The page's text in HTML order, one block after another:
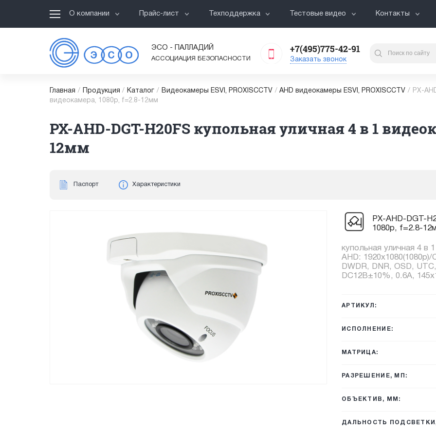
О компании Прайс-лист Техподдержка Тестовые видео Контакты
ЭСО - ПАЛЛАДИЙ
АССОЦИАЦИЯ БЕЗОПАСНОСТИ
+7(495)775-42-91
Заказать звонок
Главная / Продукция / Каталог / Видеокамеры ESVI, PROXISCCTV / AHD видеокамеры ESVI, PROXISCCTV /
PX-
видеокамера, 1080p, f=2.8-12мм
PX-AHD-DGT-H20FS купольная уличная 4 в 1
12мм
Паспорт Характеристики
PX-AHD-DGT-
1080p, f=2.8-
купольная уличная 4 в
AHD:
DWDR, DNR, OSD,
DC12В±10%, 0.6А,
АРТИКУЛ:
ИСПОЛНЕНИЕ:
МАТРИЦА:
РАЗРЕШЕНИЕ, МП:
ОБЪЕКТИВ, ММ:
ДАЛЬНОСТЬ